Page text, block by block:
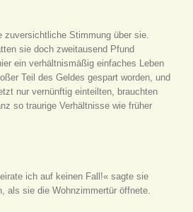
zuversichtliche Stimmung über sie.
sie doch zweitausend Pfund
ein verhältnismäßig einfaches Leben
Teil des Geldes gespart worden, und
nur vernünftig einteilten, brauchten
so traurige Verhältnisse wie früher
ich auf keinen Fall!« sagte sie
als sie die Wohnzimmertür öffnete.